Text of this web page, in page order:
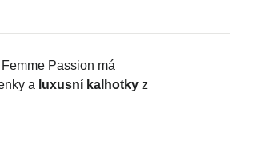
Passion má
a luxusní kalhotkyz